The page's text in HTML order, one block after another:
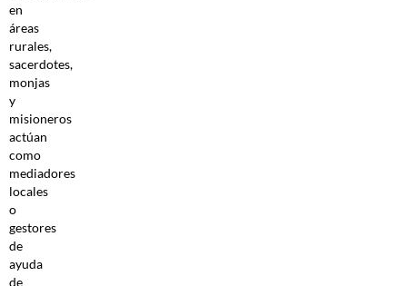
en
áreas
rurales,
sacerdotes,
monjas
y
misioneros
actúan
como
mediadores
locales
o
gestores
de
ayuda
de